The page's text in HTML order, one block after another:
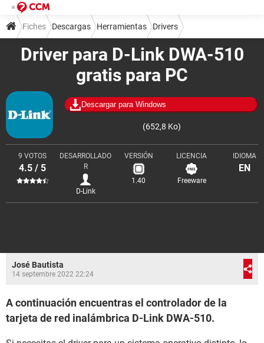
Driver para D-Link DWA-510
gratis para PC
Descargar para Windows
(652,8 Ko)
9 VOTOS
4.5 / 5
DESARROLLADO
R
D-Link
VERSIÓN
1.40
LICENCIA
Freeware
IDIOMA
EN
Fiches Descargas Herramientas Drivers
José Bautista
14 septembre 2022 22:24
A continuación encuentras el controlador de la
tarjeta de red inalámbrica D-Link DWA-510.